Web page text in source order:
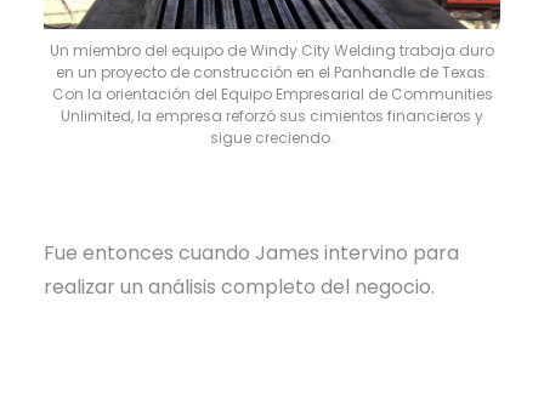
Un miembro del equipo de Windy City Welding trabaja duro
en un proyecto de construcción en el Panhandle de Texas.
Con la orientación del Equipo Empresarial de Communities
Unlimited, la empresa reforzó sus cimientos financieros y
sigue creciendo.
Fue entonces cuando James intervino para
realizar un análisis completo del negocio.